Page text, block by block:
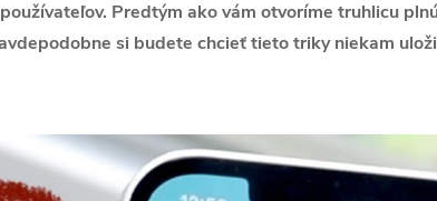
Predtým ako vám otvoríme truhlicu
si budete chcieť tieto triky niekam